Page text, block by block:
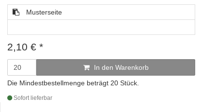
Musterseite
2,10 € *
In den Warenkorb
Die Mindestbestellmenge beträgt 20 Stück.
Sofort lieferbar